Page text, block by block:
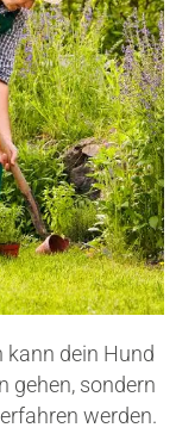
kann dein Hund
gehen, sondern
werden.